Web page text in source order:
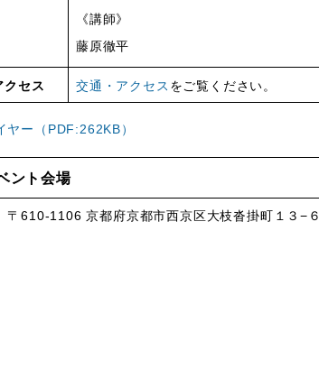
《講師》
藤原徹平
クセス 交通・アクセス をご覧ください。
ヤー（PDF:262KB）
ント会場
〒610-1106 京都府京都市西京区大枝沓掛町１３−６